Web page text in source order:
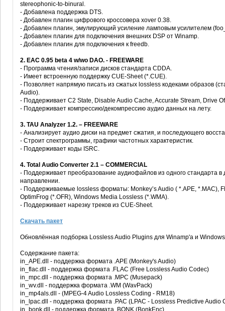
stereophonic-to-binural.
- Добавлена поддержка DTS.
- Добавлен плагин цифрового кроссовера xover 0.38.
- Добавлен плагин, эмулирующий усиление ламповым усилителем
- Добавлен плагин для подключения внешних DSP от Winamp.
- Добавлен плагин для подключения к freedb.
2. EAC 0.95 beta 4 w/wo DAO. - FREEWARE
- Программа чтения/записи дисков стандарта CDDA.
- Имеет встроенную поддержку CUE-Sheet (*.CUE).
- Позволяет напрямую писать из сжатых lossless кодеками образов
Audio).
- Поддерживает C2 State, Disable Audio Cache, Accurate Stream, Drive
- Поддерживает компрессию/декомпрессию аудио данных на лету.
3. TAU Analyzer 1.2. – FREEWARE
- Анализирует аудио диски на предмет сжатия, и последующего
- Строит спектрограммы, графики частотных характеристик.
- Поддерживает коды ISRC.
4. Total Audio Converter 2.1 – COMMERCIAL
- Поддерживает преобразование аудиофайлов из одного стандарта
направлении.
- Поддерживаемые lossless форматы: Monkey’s Audio ( *.APE, *.MAC),
OptimFrog (*.OFR), Windows Media Lossless (*.WMA).
- Поддерживает нарезку треков из CUE-Sheet.
Скачать пакет
Обновлённая подборка Lossless Audio Plugins для Winamp'a и
Содержание пакета:
in_APE.dll - поддержка формата .APE (Monkey's Audio)
in_flac.dll - поддержка формата .FLAC (Free Lossless Audio Codec)
in_mpc.dll - поддержка формата .MPC (Musepack)
in_wv.dll - поддержка формата .WM (WavPack)
in_mp4als.dll - (MPEG-4 Audio Lossless Coding - RM18)
in_lpac.dll - поддержка формата .PAC (LPAC - Lossless Predictive Audio
in_bonk.dll - поддержка формата .BONK (BonkEnc)